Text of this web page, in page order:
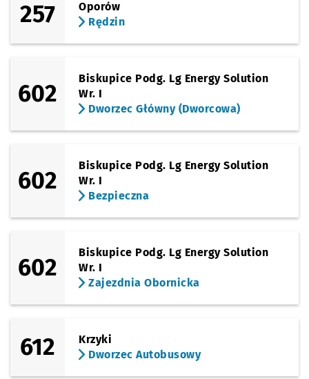
257
Oporów
Rędzin
602
Biskupice Podg. Lg Energy Solution
Wr. I
Dworzec Główny (Dworcowa)
602
Biskupice Podg. Lg Energy Solution
Wr. I
Bezpieczna
602
Biskupice Podg. Lg Energy Solution
Wr. I
Zajezdnia Obornicka
612
Krzyki
Dworzec Autobusowy